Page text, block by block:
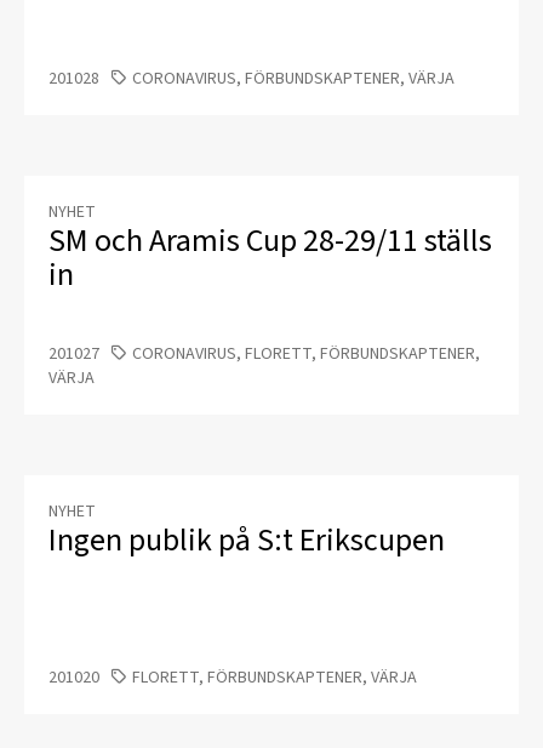
201028 CORONAVIRUS, FÖRBUNDSKAPTENER, VÄRJA
NYHET
SM och Aramis Cup 28-29/11 ställs
in
201027
CORONAVIRUS, FLORETT, FÖRBUNDSKAPTENER,
VÄRJA
NYHET
​Ingen publik på S:t Erikscupen
201020 FLORETT, FÖRBUNDSKAPTENER, VÄRJA